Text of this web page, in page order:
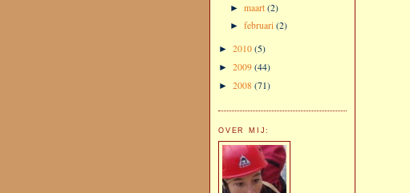
►maart(2)
►februari(2)
► 2010 (5)
► 2009 (44)
► 2008 (71)
OVER MIJ: